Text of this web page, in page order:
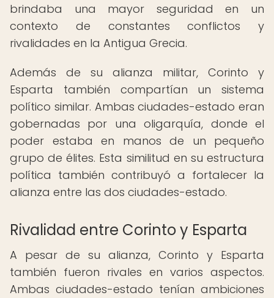
brindaba una mayor seguridad en un
contexto de constantes conflictos y
rivalidades en la Antigua Grecia.
Además de su alianza militar, Corinto y
Esparta también compartían un sistema
político similar. Ambas ciudades-estado eran
gobernadas por una oligarquía, donde el
poder estaba en manos de un pequeño
grupo de élites. Esta similitud en su estructura
política también contribuyó a fortalecer la
alianza entre las dos ciudades-estado.
Rivalidad entre Corinto y Esparta
A pesar de su alianza, Corinto y Esparta
también fueron rivales en varios aspectos.
Ambas ciudades-estado tenían ambiciones